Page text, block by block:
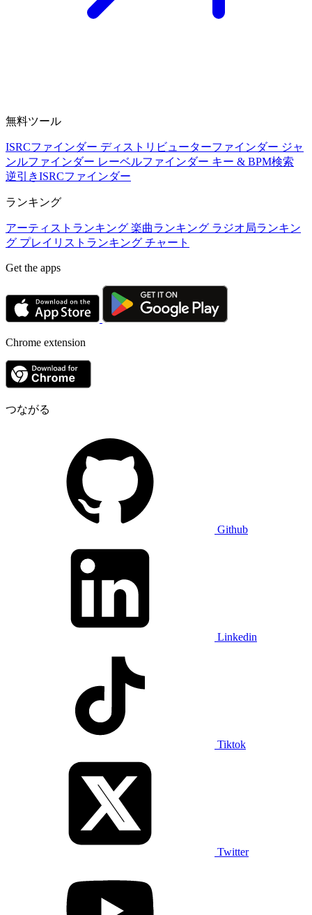
無料ツール
ISRCファインダー ディストリビューターファインダー ジャ
ンルファインダー レーベルファインダー キー & BPM検索
逆引きISRCファインダー
ランキング
アーティストランキング 楽曲ランキング ラジオ局ランキン
グ プレイリストランキング チャート
Get the apps
Chrome extension
つながる
Github
Linkedin
Tiktok
Twitter